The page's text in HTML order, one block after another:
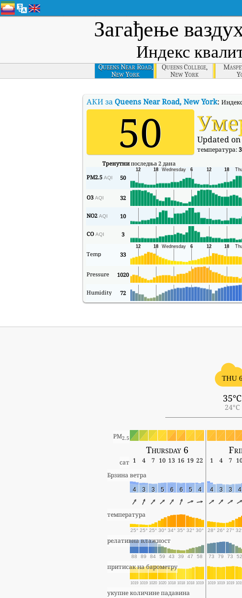
Загађење
Индекс
Queens Near Road,
New York
Queens College,
New York
АКИ за Queens Near Road, New York:
50 Updated
температура:
Тренутнипоследња 2 дана
PM2.5 AQI 50
O3 AQI 32
NO2 AQI 10
CO AQI 3
Temp 33
Pressure 1020
Humidity 72
THU 6
35°C
24°C
PM2.5
Thursday 6
сат 1 4 7 10 13 16 19 22 1 4 7
Брзина ветра
4 3 3 5 6 6 5 4 4 3 3 4
температура
25° 25° 25° 30° 34° 35° 32° 30° 28° 26° 27°
релативна влажност
88 89 84 59 43 39 47 58 73 79 73 52
притисак на барометру
1019 1019 1020 1020 1018 1018 1018 1019 1019 1019 1019
укупне количине падавина